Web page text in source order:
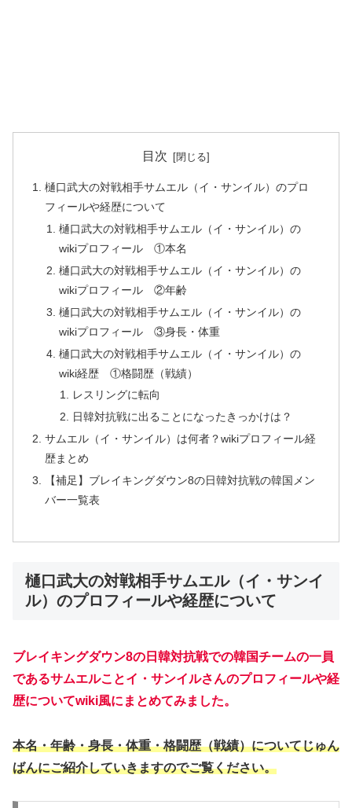
目次
樋口武大の対戦相手サムエル（イ・サンイル）のプロ
フィールや経歴について
樋口武大の対戦相手サムエル（イ・サンイル）の
wikiプロフィール ①本名
樋口武大の対戦相手サムエル（イ・サンイル）の
wikiプロフィール ②年齢
樋口武大の対戦相手サムエル（イ・サンイル）の
wikiプロフィール ③身長・体重
樋口武大の対戦相手サムエル（イ・サンイル）の
wiki経歴 ①格闘歴（戦績）
レスリングに転向
日韓対抗戦に出ることになったきっかけは？
サムエル（イ・サンイル）は何者？wikiプロフィール経
歴まとめ
【補足】ブレイキングダウン8の日韓対抗戦の韓国メン
バー一覧表
樋口武大の対戦相手サムエル（イ・サンイ
ル）のプロフィールや経歴について
ブレイキングダウン8の日韓対抗戦での韓国チームの一員
であるサムエルことイ・サンイルさんのプロフィールや経
歴についてwiki風にまとめてみました。
本名・年齢・身長・体重・格闘歴（戦績）についてじゅん
ばんにご紹介していきますのでご覧ください。